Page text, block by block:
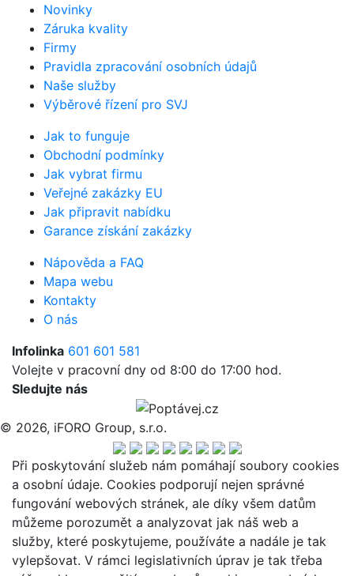
Novinky
Záruka kvality
Firmy
Pravidla zpracování osobních údajů
Naše služby
Výběrové řízení pro SVJ
Jak to funguje
Obchodní podmínky
Jak vybrat firmu
Veřejné zakázky EU
Jak připravit nabídku
Garance získání zakázky
Nápověda a FAQ
Mapa webu
Kontakty
O nás
Infolinka 601 601 581
Volejte v pracovní dny od 8:00 do 17:00 hod.
Sledujte nás
© 2026, iFORO Group, s.r.o.
Při poskytování služeb nám pomáhají soubory cookies
a osobní údaje. Cookies podporují nejen správné
fungování webových stránek, ale díky všem datům
můžeme porozumět a analyzovat jak náš web a
služby, které poskytujeme, používáte a nadále je tak
vylepšovat. V rámci legislativních úprav je tak třeba